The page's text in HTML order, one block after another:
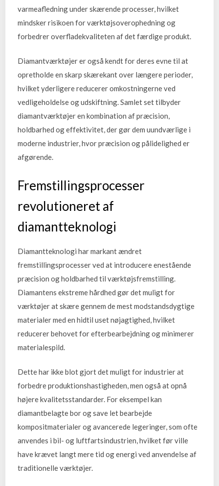
varmeafledning under skærende processer, hvilket
mindsker risikoen for værktøjsoverophedning og
forbedrer overfladekvaliteten af det færdige produkt.
Diamantværktøjer er også kendt for deres evne til at
opretholde en skarp skærekant over længere perioder,
hvilket yderligere reducerer omkostningerne ved
vedligeholdelse og udskiftning. Samlet set tilbyder
diamantværktøjer en kombination af præcision,
holdbarhed og effektivitet, der gør dem uundværlige i
moderne industrier, hvor præcision og pålidelighed er
afgørende.
Fremstillingsprocesser
revolutioneret af
diamantteknologi
Diamantteknologi har markant ændret
fremstillingsprocesser ved at introducere enestående
præcision og holdbarhed til værktøjsfremstilling.
Diamantens ekstreme hårdhed gør det muligt for
værktøjer at skære gennem de mest modstandsdygtige
materialer med en hidtil uset nøjagtighed, hvilket
reducerer behovet for efterbearbejdning og minimerer
materialespild.
Dette har ikke blot gjort det muligt for industrier at
forbedre produktionshastigheden, men også at opnå
højere kvalitetsstandarder. For eksempel kan
diamantbelagte bor og save let bearbejde
kompositmaterialer og avancerede legeringer, som ofte
anvendes i bil- og luftfartsindustrien, hvilket før ville
have krævet langt mere tid og energi ved anvendelse af
traditionelle værktøjer.